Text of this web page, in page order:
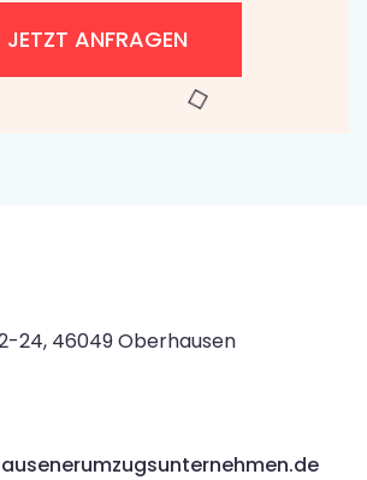
JETZT ANFRAGEN
24, 46049 Oberhausen